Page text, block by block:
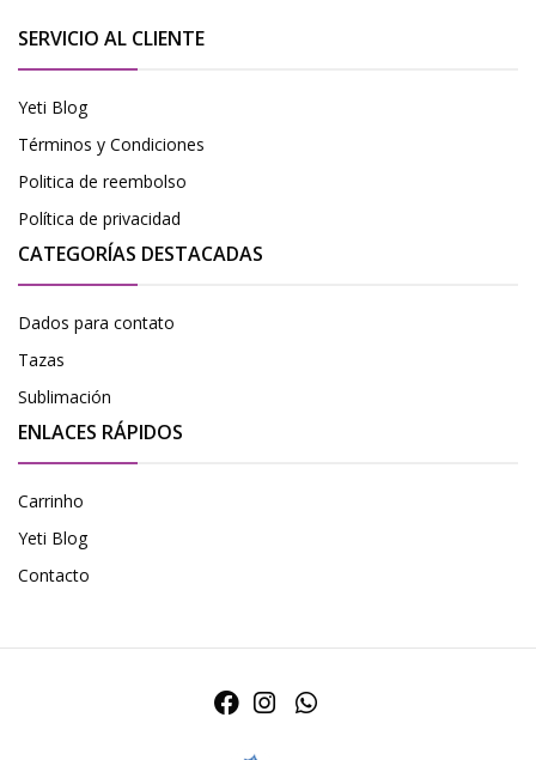
SERVICIO AL CLIENTE
Yeti Blog
Términos y Condiciones
Politica de reembolso
Política de privacidad
CATEGORÍAS DESTACADAS
Dados para contato
Tazas
Sublimación
ENLACES RÁPIDOS
Carrinho
Yeti Blog
Contacto